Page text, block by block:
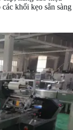
khối kẹo sẵn sàng